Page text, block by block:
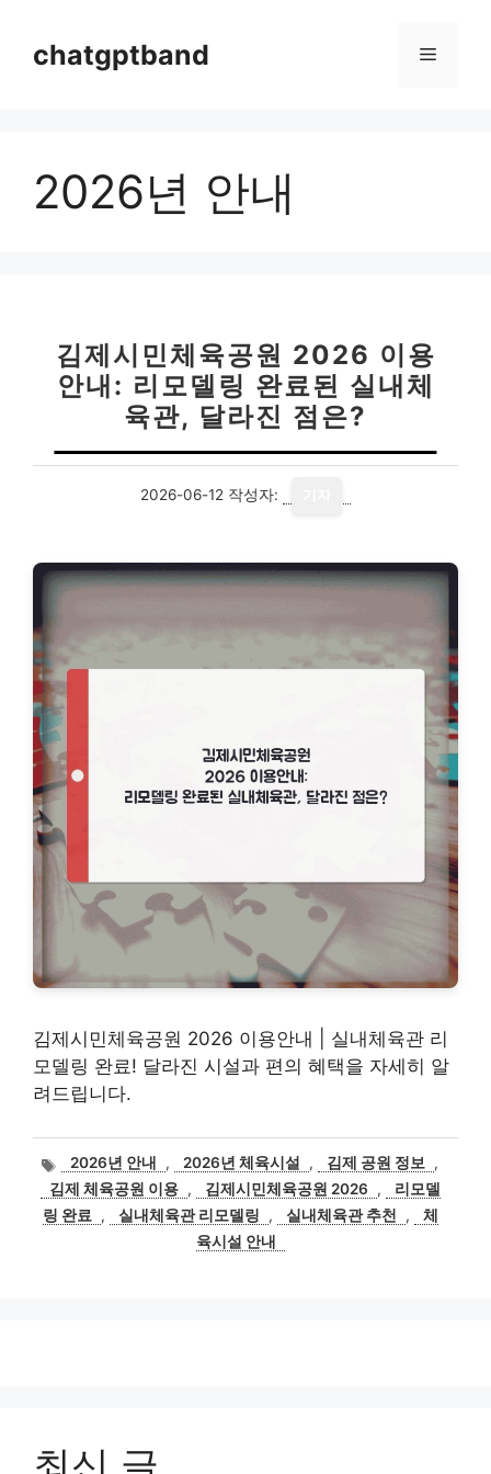
chatgptband 메
2026년 안내
김제시민체육공원 2026 이용
안내: 리모델링 완료된 실내체
육관, 달라진 점은?
2026-06-12 작성자:
김제시민체육공원 2026 이용안내 | 실내체육관 리
모델링 완료! 달라진 시설과 편의 혜택을 자세히 알
려드립니다.
태
그
2026년 안내 , 2026년 체육시설 , 김제 공원 정보
,
김제 체육공원 이용 , 김제시민체육공원 2026 ,
리모델
링 완료
, 실내체육관 리모델링 , 실내체육관 추천 ,
체
육시설 안내
최신 글